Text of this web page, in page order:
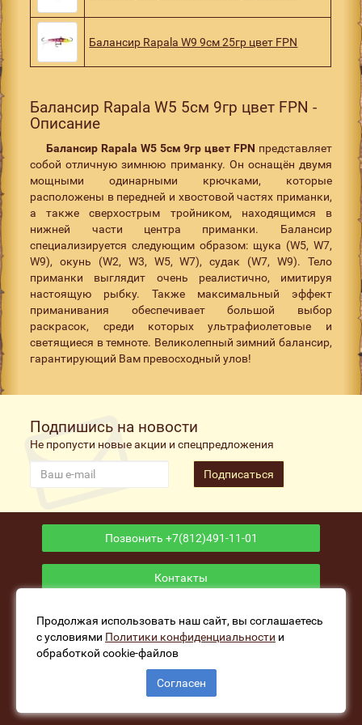
Балансир Rapala W9 9см 25гр цвет FPN
Балансир Rapala W5 5см 9гр цвет FPN -
Описание
Балансир Rapala W5 5см 9гр цвет FPN представляет
собой отличную зимнюю приманку. Он оснащён двумя
мощными одинарными крючками, которые
расположены в передней и хвостовой частях приманки,
а также сверхострым тройником, находящимся в
нижней части центра приманки. Балансир
специализируется следующим образом: щука (W5, W7,
W9), окунь (W2, W3, W5, W7), судак (W7, W9). Тело
приманки выглядит очень реалистично, имитируя
настоящую рыбку. Также максимальный эффект
приманивания обеспечивает большой выбор
раскрасок, среди которых ультрафиолетовые и
светящиеся в темноте. Великолепный зимний балансир,
гарантирующий Вам превосходный улов!
Подпишись на новости
Не пропусти новые акции и спецпредложения
Подписаться
Позвонить +7(812)491-11-01
Контакты
Приложение
www.fishers-house.ru - Рыболовный магазин Избушка
Рыбака © 2026
Продолжая использовать наш сайт, вы соглашаетесь
с условиями Политики конфиденциальности и
обработкой cookie-файлов
Согласен